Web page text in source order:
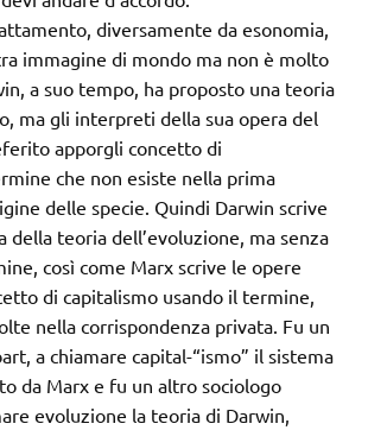
diversamente da esonomia,
immagine di mondo ma non è molto
a suo tempo, ha proposto una teoria
ma gli interpreti della sua opera del
apporgli concetto di
che non esiste nella prima
delle specie. Quindi Darwin scrive
della teoria dell’evoluzione, ma senza
così come Marx scrive le opere
di capitalismo usando il termine,
nella corrispondenza privata. Fu un
a chiamare capital-“ismo” il sistema
da Marx e fu un altro sociologo
evoluzione la teoria di Darwin,